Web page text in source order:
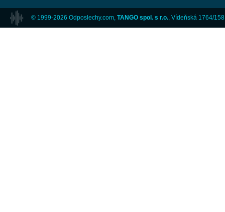
© 1999-2026 Odposlechy.com, TANGO spol. s r.o. , Vídeňská 1764/